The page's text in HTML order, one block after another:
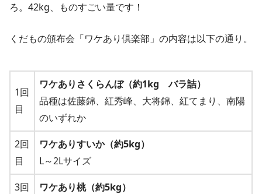
ろ。42kg、ものすごい量です！
くだもの頒布会「ワケあり倶楽部」の内容は以下の通り。
1回
目
ワケありさくらんぼ（約1kg バラ詰）
品種は佐藤錦、紅秀峰、大将錦、紅てまり、南陽
のいずれか
2回
目
ワケありすいか（約5kg）
L～2Lサイズ
3回
ワケあり桃（約5kg）